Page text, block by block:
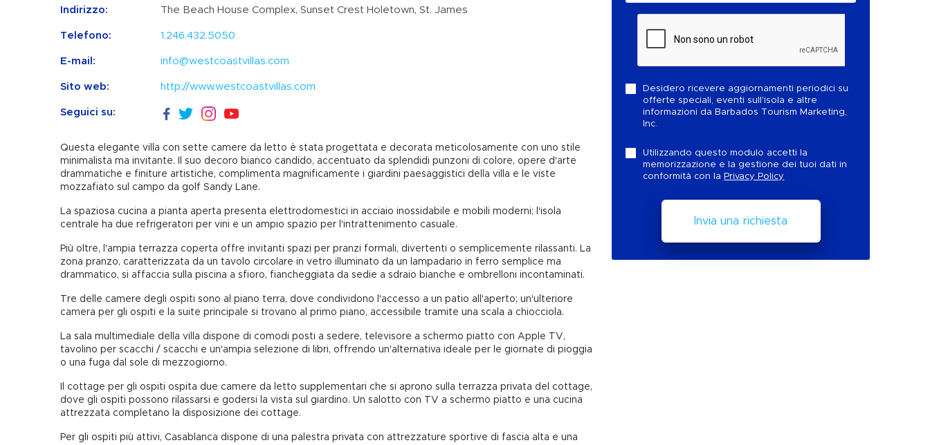
Indirizzo: The Beach House Complex, Sunset Crest Holetown, St. James
Telefono: 1.246.432.5050
E-mail: info@westcoastvillas.com
Sito web: http://www.westcoastvillas.com
Seguici su:
Questa elegante villa con sette camere da letto è stata progettata e decorata meticolosamente con uno stile
minimalista ma invitante. Il suo decoro bianco candido, accentuato da splendidi punzoni di colore, opere d'arte
drammatiche e finiture artistiche, complimenta magnificamente i giardini paesaggistici della villa e le viste
mozzafiato sul campo da golf Sandy Lane.
La spaziosa cucina a pianta aperta presenta elettrodomestici in acciaio inossidabile e mobili moderni; l'isola
centrale ha due refrigeratori per vini e un ampio spazio per l'intrattenimento casuale.
Più oltre, l'ampia terrazza coperta offre invitanti spazi per pranzi formali, divertenti o semplicemente rilassanti. La
zona pranzo, caratterizzata da un tavolo circolare in vetro illuminato da un lampadario in ferro semplice ma
drammatico, si affaccia sulla piscina a sfioro, fiancheggiata da sedie a sdraio bianche e ombrelloni incontaminati.
Tre delle camere degli ospiti sono al piano terra, dove condividono l'accesso a un patio all'aperto; un'ulteriore
camera per gli ospiti e la suite principale si trovano al primo piano, accessibile tramite una scala a chiocciola.
La sala multimediale della villa dispone di comodi posti a sedere, televisore a schermo piatto con Apple TV,
tavolino per scacchi / scacchi e un'ampia selezione di libri, offrendo un'alternativa ideale per le giornate di pioggia
o una fuga dal sole di mezzogiorno.
Il cottage per gli ospiti ospita due camere da letto supplementari che si aprono sulla terrazza privata del cottage,
dove gli ospiti possono rilassarsi e godersi la vista sul giardino. Un salotto con TV a schermo piatto e una cucina
attrezzata completano la disposizione dei cottage.
Per gli ospiti più attivi, Casablanca dispone di una palestra privata con attrezzature sportive di fascia alta e una
Desidero ricevere aggiornamenti periodici su
offerte speciali, eventi sull'isola e altre
informazioni da Barbados Tourism Marketing,
Inc.
Utilizzando questo modulo accetti la
memorizzazione e la gestione dei tuoi dati in
conformità con la Privacy Policy